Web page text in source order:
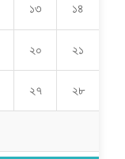
১৩ ১৪
২০ ২১
২৭ ২৮